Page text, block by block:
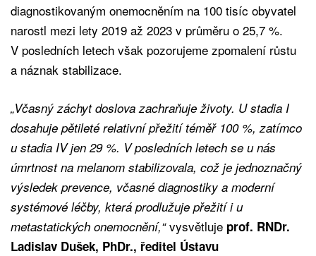
diagnostikovaným onemocněním na 100 tisíc obyvatel
narostl mezi lety 2019 až 2023 v průměru o 25,7 %.
V posledních letech však pozorujeme zpomalení růstu
a náznak stabilizace.
„Včasný záchyt doslova zachraňuje životy. U stadia I
dosahuje pětileté relativní přežití téměř 100 %, zatímco
u stadia IV jen 29 %. V posledních letech se u nás
úmrtnost na melanom stabilizovala, což je jednoznačný
výsledek prevence, včasné diagnostiky a moderní
systémové léčby, která prodlužuje přežití i u
metastatických onemocnění,“vysvětluje prof. RNDr.
Ladislav Dušek, PhDr., ředitel Ústavu